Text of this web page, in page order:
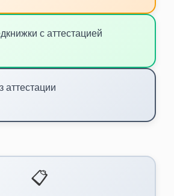
с аттестацией
аттестации
📋